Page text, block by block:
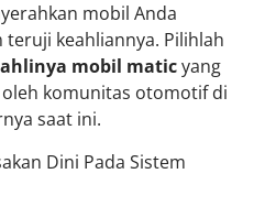
mobil Anda
keahliannya. Pilihlah
ahlinya mobil maticyang
komunitas otomotif di
saat ini.
Dini Pada Sistem